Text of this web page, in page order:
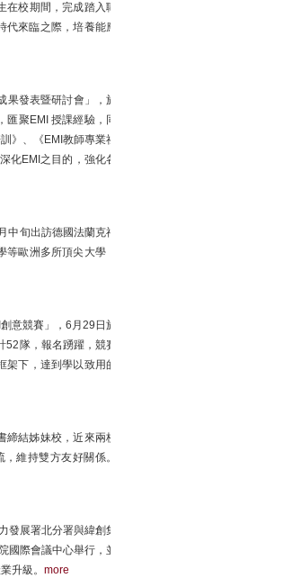
校期間，完成踏入職
來臨之際，培養能應
發表暨研討會」，於
聚EMI 授課經驗，同
》、《EMI教師專業社
化EMI之目的，強化各
旬出訪德國法蘭克福
歐洲多所頂尖大學，
意競賽」，6月29日於
隊，報名踴躍，競賽
下，達到學以致用的
結姊妹校，近來兩校
維持雙方友好關係。
展署北分署與緯創集
際會議中心舉行，並
升級。 more